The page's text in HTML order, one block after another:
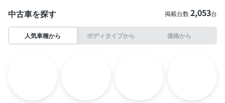
中古車を探す 掲載台数2,053台
人気車種から ボディタイプから 価格から